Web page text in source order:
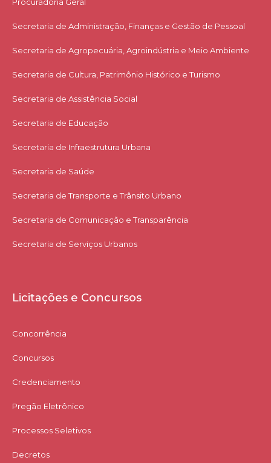
Procuradoria Geral
Secretaria de Administração, Finanças e Gestão de Pessoal
Secretaria de Agropecuária, Agroindústria e Meio Ambiente
Secretaria de Cultura, Patrimônio Histórico e Turismo
Secretaria de Assistência Social
Secretaria de Educação
Secretaria de Infraestrutura Urbana
Secretaria de Saúde
Secretaria de Transporte e Trânsito Urbano
Secretaria de Comunicação e Transparência
Secretaria de Serviços Urbanos
Licitações e Concursos
Concorrência
Concursos
Credenciamento
Pregão Eletrônico
Processos Seletivos
Decretos